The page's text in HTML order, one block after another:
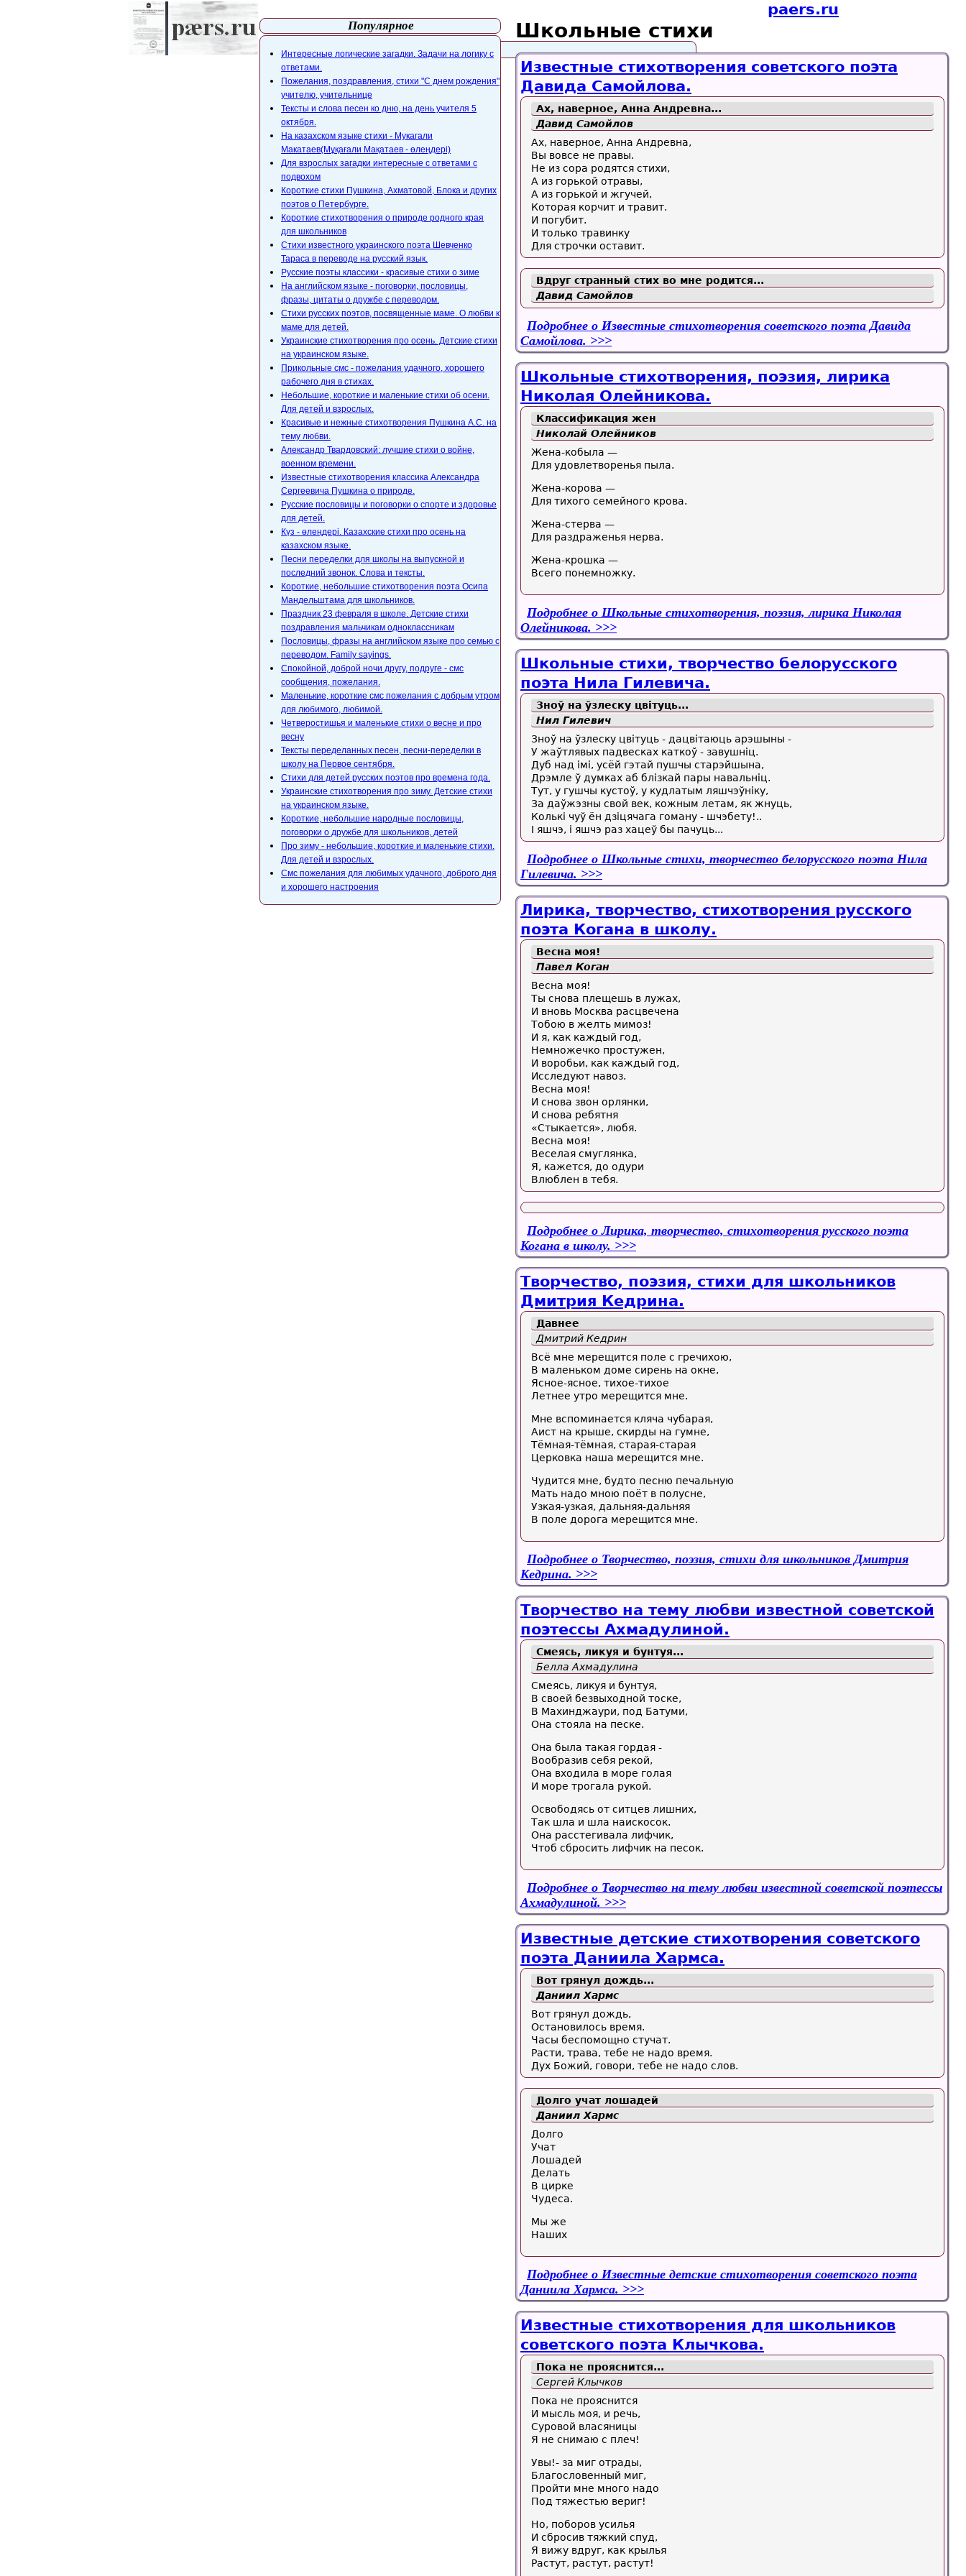
paers.ru
Школьные стихи
Известные стихотворения советского поэта
Давида Самойлова.
Ах, наверное, Анна Андревна...
Давид Самойлов
Ах, наверное, Анна Андревна,
Вы вовсе не правы.
Не из сора родятся стихи,
А из горькой отравы,
А из горькой и жгучей,
Которая корчит и травит.
И погубит.
И только травинку
Для строчки оставит.
Вдруг странный стих во мне родится...
Давид Самойлов
Подробнее о Известные стихотворения советского поэта Давида
Самойлова.
Школьные стихотворения, поэзия, лирика
Николая Олейникова.
Классификация жен
Николай Олейников
Жена-кобыла —
Для удовлетворенья пыла.
Жена-корова —
Для тихого семейного крова.
Жена-стерва —
Для раздраженья нерва.
Жена-крошка —
Всего понемножку.
Подробнее о Школьные стихотворения, поэзия, лирика Николая
Олейникова.
Школьные стихи, творчество белорусского
поэта Нила Гилевича.
Зноў на ўзлеску цвiтуць...
Нил Гилевич
Зноў на ўзлеску цвiтуць - дацвiтаюць арэшыны -
У жаўтлявых падвесках каткоў - завушнiц.
Дуб над iмi, усёй гэтай пушчы старэйшына,
Дрэмле ў думках аб блiзкай пары навальнiц.
Тут, у гушчы кустоў, у кудлатым ляшчэўнiку,
За даўжэзны свой век, кожным летам, як жнуць,
Колькi чуў ён дзiцячага гоману - шчэбету!..
I яшчэ, i яшчэ раз хацеў бы пачуць...
Подробнее о Школьные стихи, творчество белорусского поэта Нила
Гилевича.
Лирика, творчество, стихотворения русского
поэта Когана в школу.
Весна моя!
Павел Коган
Весна моя!
Ты снова плещешь в лужах,
И вновь Москва расцвечена
Тобою в желть мимоз!
И я, как каждый год,
Немножечко простужен,
И воробьи, как каждый год,
Исследуют навоз.
Весна моя!
И снова звон орлянки,
И снова ребятня
«Стыкается», любя.
Весна моя!
Веселая смуглянка,
Я, кажется, до одури
Влюблен в тебя.
Подробнее о Лирика, творчество, стихотворения русского поэта
Когана в школу.
Творчество, поэзия, стихи для школьников
Дмитрия Кедрина.
Давнее
Дмитрий Кедрин
Всё мне мерещится поле с гречихою,
В маленьком доме сирень на окне,
Ясное-ясное, тихое-тихое
Летнее утро мерещится мне.
Мне вспоминается кляча чубарая,
Аист на крыше, скирды на гумне,
Тёмная-тёмная, старая-старая
Церковка наша мерещится мне.
Чудится мне, будто песню печальную
Мать надо мною поёт в полусне,
Узкая-узкая, дальняя-дальняя
В поле дорога мерещится мне.
Подробнее о Творчество, поэзия, стихи для школьников Дмитрия
Кедрина.
Творчество на тему любви известной советской
поэтессы Ахмадулиной.
Смеясь, ликуя и бунтуя...
Белла Ахмадулина
Смеясь, ликуя и бунтуя,
В своей безвыходной тоске,
В Махинджаури, под Батуми,
Она стояла на песке.
Она была такая гордая -
Вообразив себя рекой,
Она входила в море голая
И море трогала рукой.
Освободясь от ситцев лишних,
Так шла и шла наискосок.
Она расстегивала лифчик,
Чтоб сбросить лифчик на песок.
Подробнее о Творчество на тему любви известной советской поэтессы
Ахмадулиной.
Известные детские стихотворения советского
поэта Даниила Хармса.
Вот грянул дождь...
Даниил Хармс
Вот грянул дождь,
Остановилось время.
Часы беспомощно стучат.
Расти, трава, тебе не надо время.
Дух Божий, говори, тебе не надо слов.
Долго учат лошадей
Даниил Хармс
Долго
Учат
Лошадей
Делать
В цирке
Чудеса.
Мы же
Наших
Подробнее о Известные детские стихотворения советского поэта
Даниила Хармса.
Известные стихотворения для школьников
советского поэта Клычкова.
Пока не прояснится...
Сергей Клычков
Пока не прояснится
И мысль моя, и речь,
Суровой власяницы
Я не снимаю с плеч!
Увы!- за миг отрады,
Благословенный миг,
Пройти мне много надо
Под тяжестью вериг!
Но, поборов усилья
И сбросив тяжкий спуд,
Я вижу вдруг, как крылья
Растут, растут, растут!
Популярное
Интересные логические загадки. Задачи на логику с
ответами.
Пожелания, поздравления, стихи "С днем рождения"
учителю, учительнице
Тексты и слова песен ко дню, на день учителя 5
октября.
На казахском языке стихи - Мукагали
Макатаев(Мұқағали Мақатаев - өлеңдері)
Для взрослых загадки интересные с ответами с
подвохом
Короткие стихи Пушкина, Ахматовой, Блока и других
поэтов о Петербурге.
Короткие стихотворения о природе родного края
для школьников
Стихи известного украинского поэта Шевченко
Тараса в переводе на русский язык.
Русские поэты классики - красивые стихи о зиме
На английском языке - поговорки, пословицы,
фразы, цитаты о дружбе с переводом.
Стихи русских поэтов, посвященные маме. О любви к
маме для детей.
Украинские стихотворения про осень. Детские стихи
на украинском языке.
Прикольные смс - пожелания удачного, хорошего
рабочего дня в стихах.
Небольшие, короткие и маленькие стихи об осени.
Для детей и взрослых.
Красивые и нежные стихотворения Пушкина А.С. на
тему любви.
Александр Твардовский: лучшие стихи о войне,
военном времени.
Известные стихотворения классика Александра
Сергеевича Пушкина о природе.
Русские пословицы и поговорки о спорте и здоровье
для детей.
Күз - өлеңдері. Казахские стихи про осень на
казахском языке.
Песни переделки для школы на выпускной и
последний звонок. Слова и тексты.
Короткие, небольшие стихотворения поэта Осипа
Мандельштама для школьников.
Праздник 23 февраля в школе. Детские стихи
поздравления мальчикам одноклассникам
Пословицы, фразы на английском языке про семью с
переводом. Family sayings.
Спокойной, доброй ночи другу, подруге - смс
сообщения, пожелания.
Маленькие, короткие смс пожелания с добрым утром
для любимого, любимой.
Четверостишья и маленькие стихи о весне и про
весну
Тексты переделанных песен, песни-переделки в
школу на Первое сентября.
Стихи для детей русских поэтов про времена года.
Украинские стихотворения про зиму. Детские стихи
на украинском языке.
Короткие, небольшие народные пословицы,
поговорки о дружбе для школьников, детей
Про зиму - небольшие, короткие и маленькие стихи.
Для детей и взрослых.
Смс пожелания для любимых удачного, доброго дня
и хорошего настроения
Карта сайта webmaster@paers.ru